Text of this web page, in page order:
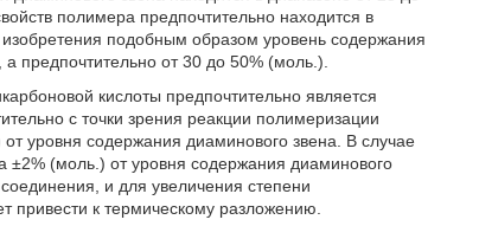
полимера предпочтительно находится в
подобным образом уровень содержания
предпочтительно от 30 до 50% (моль.).
кислоты предпочтительно является
с точки зрения реакции полимеризации
уровня содержания диаминового звена. В случае
±2% (моль.) от уровня содержания диаминового
и для увеличения степени
привести к термическому разложению.